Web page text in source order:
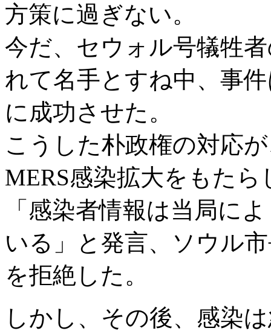
方策に過ぎない。
今だ、セウォル号犠牲
れて名手とすね中、事
に成功させた。
こうした朴政権の対応
MERS感染拡大をもた
「感染者情報は当局に
いる」と発言、ソウル
を拒絶した。
しかし、その後、感染